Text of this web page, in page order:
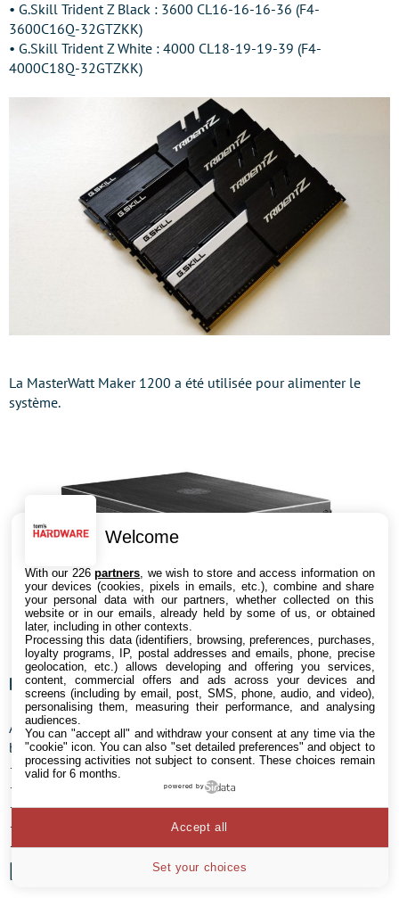
• G.Skill Trident Z Black : 3600 CL16-16-16-36 (F4-
3600C16Q-32GTZKK)
• G.Skill Trident Z White : 4000 CL18-19-19-39 (F4-
4000C18Q-32GTZKK)
La MasterWatt Maker 1200 a été utilisée pour alimenter le
système.
Benchmark
Afin de simuler différents scénarios, nous avons eu recours à 5
benchmarks.
– Cinebench R15
– RealBench
– Fire Strike Extreme
– Prime95 26.6
– Prime95 29.1
Démontage et remontage
Welcome
With our 226partners , we wish to store and access information on
your devices (cookies, pixels in emails, etc.), combine and share
your personal data with our partners, whether collected on this
website or in our emails, already held by some of us, or obtained
later, including in other contexts.
Processing this data (identifiers, browsing, preferences, purchases,
loyalty programs, IP, postal addresses and emails, phone, precise
geolocation, etc.) allows developing and offering you services,
content, commercial offers and ads across your devices and
screens (including by email, post, SMS, phone, audio, and video),
personalising them, measuring their performance, and analysing
audiences.
You can "accept all" and withdraw your consent at any time via the
"cookie" icon. You can also "set detailed preferences" and object to
processing activities not subject to consent. These choices remain
valid for 6 months.
powered by
Set your choices
Accept all